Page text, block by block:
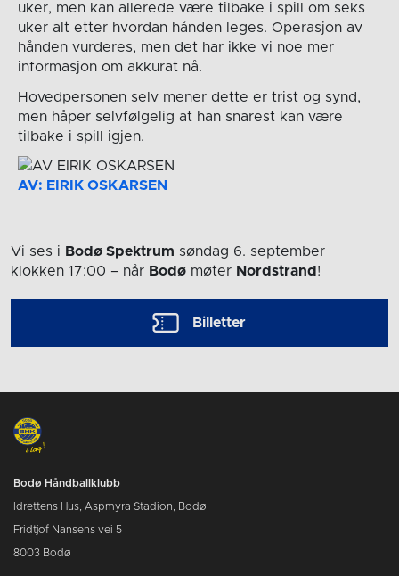
uker, men kan allerede være tilbake i spill om seks
uker alt etter hvordan hånden leges. Operasjon av
hånden vurderes, men det har ikke vi noe mer
informasjon om akkurat nå.
Hovedpersonen selv mener dette er trist og synd,
men håper selvfølgelig at han snarest kan være
tilbake i spill igjen.
AV: EIRIK OSKARSEN
Vi ses i Bodø Spektrum søndag 6. september
klokken 17:00 – når Bodø møter Nordstrand !
Billetter
Bodø Håndballklubb
Idrettens Hus, Aspmyra Stadion, Bodø
Fridtjof Nansens vei 5
8003 Bodø